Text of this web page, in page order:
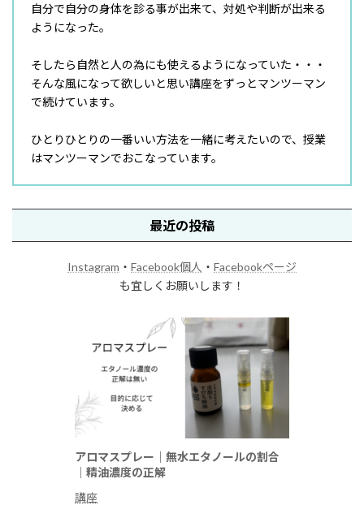
自分で自分の身体を診る事が出来て、対処や判断が出来る
ようになった。
そしたら自然と人の為にも使えるようになっていた・・・
そんな風になって欲しいと思い講座をずっとマンツーマン
で続けています。
ひとりひとりの一番いい方法を一緒に考えたいので、授業
はマンツーマンでおこなっています。
最近の投稿
Instagram ・ Facebook個人 ・ Facebookページ
も宜しくお願いします！
アロマスプレー｜無水エタノールの割合
｜精油濃度の正解
講座